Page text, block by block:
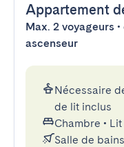
Appartement
Max. 2 voyageurs
ascenseur
Nécessaire
de lit inclus
Chambre •
Salle de bains